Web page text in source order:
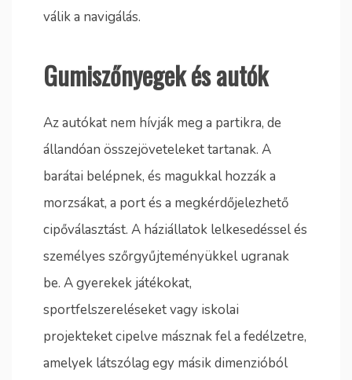
válik a navigálás.
Gumiszőnyegek és autók
Az autókat nem hívják meg a partikra, de
állandóan összejöveteleket tartanak. A
barátai belépnek, és magukkal hozzák a
morzsákat, a port és a megkérdőjelezhető
cipőválasztást. A háziállatok lelkesedéssel és
személyes szőrgyűjteményükkel ugranak
be. A gyerekek játékokat,
sportfelszereléseket vagy iskolai
projekteket cipelve másznak fel a fedélzetre,
amelyek látszólag egy másik dimenzióból